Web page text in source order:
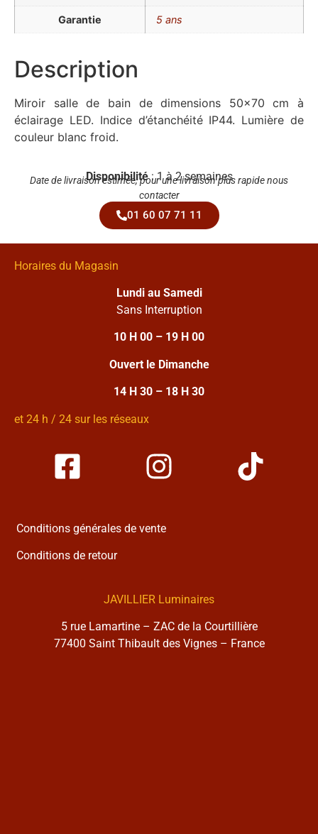
Garantie 5 ans
Description
Miroir salle de bain de dimensions 50×70 cm à
éclairage LED. Indice d’étanchéité IP44. Lumière de
couleur blanc froid.
Disponibilité: 1 à 2 semaines
Date de livraison estimée, pour une livraison plus rapide nous
contacter
01 60 07 71 11
Horaires du Magasin
Lundi au Samedi
Sans Interruption
10 H 00 – 19 H 00
Ouvert le Dimanche
14 H 30 – 18 H 30
et 24 h / 24 sur les réseaux
Conditions générales de vente
Conditions de retour
JAVILLIER Luminaires
5 rue Lamartine – ZAC de la Courtillière
77400 Saint Thibault des Vignes – France